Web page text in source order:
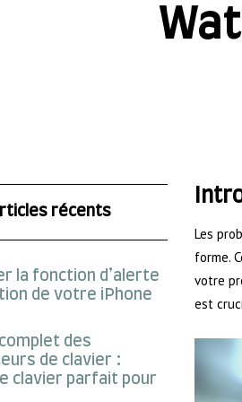
récents
la fonction d’alerte
de votre iPhone
des
de clavier :
clavier parfait pour
Les
forme.
votre
est